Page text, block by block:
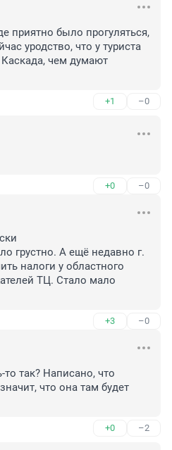
приятно было прогуляться,
уродство, что у туриста
Каскада, чем думают
+1 –0
+0 –0
грустно. А ещё недавно г.
налоги у областного
ТЦ. Стало мало
+3 –0
так? Написано, что
что она там будет
+0 –2